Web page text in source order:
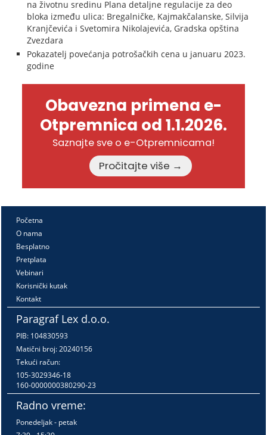
na životnu sredinu Plana detaljne regulacije za deo
bloka između ulica: Bregalničke, Kajmakčalanske, Silvija
Kranjčevića i Svetomira Nikolajevića, Gradska opština
Zvezdara
Pokazatelj povećanja potrošačkih cena u januaru 2023.
godine
Obavezna primena e-
Otpremnica od 1.1.2026.
Saznajte sve o e-Otpremnicama!
Pročitajte više →
Početna
O nama
Besplatno
Pretplata
Vebinari
Korisnički kutak
Kontakt
Paragraf Lex d.o.o.
PIB: 104830593
Matični broj: 20240156
Tekući račun:
105-3029346-18
160-0000000380290-23
Radno vreme:
Ponedeljak - petak